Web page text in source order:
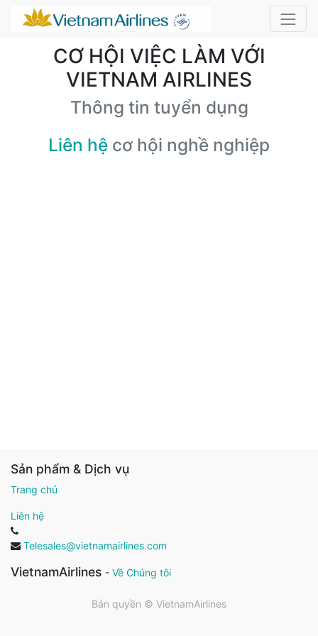
CƠ HỘI VIỆC LÀM VỚI
VIETNAM AIRLINES
Thông tin tuyển dụng
Liên hệ cơ hội nghề nghiệp
Sản phẩm & Dịch vụ
Trang chủ
Liên hệ
Telesales@vietnamairlines.com
VietnamAirlines - Về Chúng tôi
Bản quyền © VietnamAirlines